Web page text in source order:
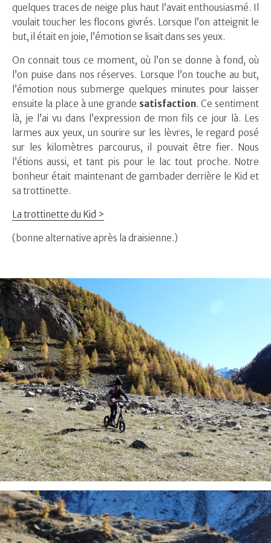
quelques traces de neige plus haut l’avait enthousiasmé. Il
voulait toucher les flocons givrés. Lorsque l’on atteignit le
but, il était en joie, l’émotion se lisait dans ses yeux.
On connait tous ce moment, où l’on se donne à fond, où
l’on puise dans nos réserves. Lorsque l’on touche au but,
l’émotion nous submerge quelques minutes pour laisser
ensuite la place à une grande satisfaction. Ce sentiment
là, je l’ai vu dans l’expression de mon fils ce jour là. Les
larmes aux yeux, un sourire sur les lèvres, le regard posé
sur les kilomètres parcourus, il pouvait être fier. Nous
l’étions aussi, et tant pis pour le lac tout proche. Notre
bonheur était maintenant de gambader derrière le Kid et
sa trottinette.
La trottinette du Kid >
(bonne alternative après la draisienne.)